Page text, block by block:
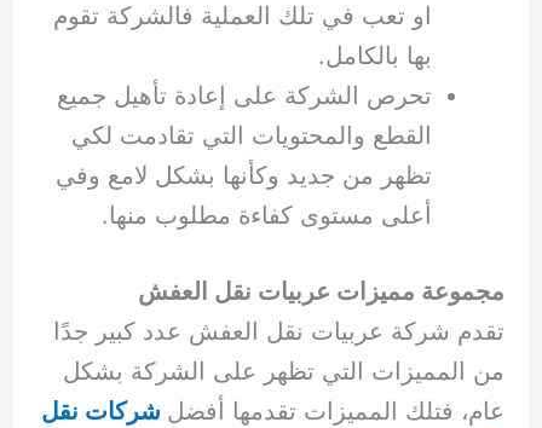
او تعب في تلك العملية فالشركة تقوم
بها بالكامل.
تحرص الشركة على إعادة تأهيل جميع
القطع والمحتويات التي تقادمت لكي
تظهر من جديد وكأنها بشكل لامع وفي
أعلى مستوى كفاءة مطلوب منها.
مجموعة مميزات عربيات نقل العفش
تقدم شركة عربيات نقل العفش عدد كبير جدًا
من المميزات التي تظهر على الشركة بشكل
عام، فتلك المميزات تقدمها أفضل شركات نقل